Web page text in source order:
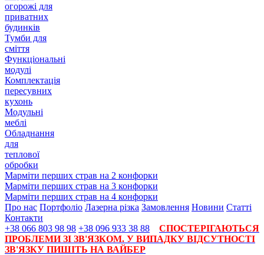
огорожі для
приватних
будинків
Тумби для
сміття
Функціональні
модулі
Комплектація
пересувних
кухонь
Модульні
меблі
Обладнання
для
теплової
обробки
Марміти перших страв на 2 конфорки
Марміти перших страв на 3 конфорки
Марміти перших страв на 4 конфорки
Про нас Портфоліо Лазерна різка Замовлення Новини Статті
Контакти
+38 066 803 98 98 +38 096 933 38 88
СПОСТЕРІГАЮТЬСЯ
ПРОБЛЕМИ ЗІ ЗВ'ЯЗКОМ. У ВИПАДКУ ВІДСУТНОСТІ
ЗВ'ЯЗКУ ПИШІТЬ НА ВАЙБЕР